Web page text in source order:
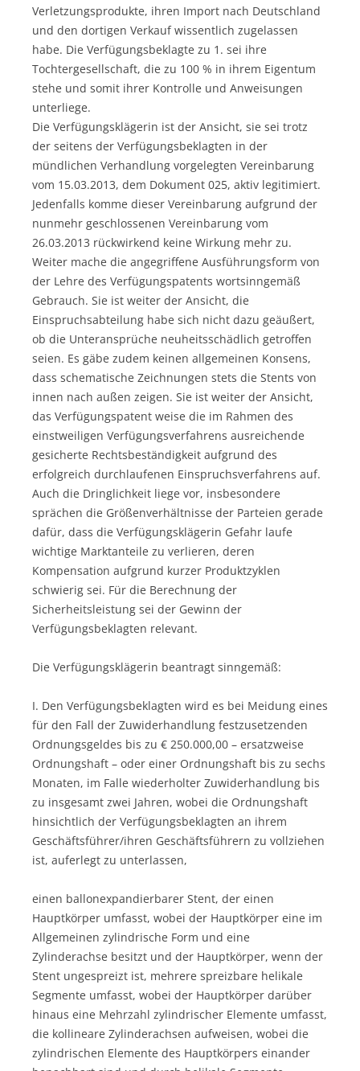
Verletzungsprodukte, ihren Import nach Deutschland
und den dortigen Verkauf wissentlich zugelassen
habe. Die Verfügungsbeklagte zu 1. sei ihre
Tochtergesellschaft, die zu 100 % in ihrem Eigentum
stehe und somit ihrer Kontrolle und Anweisungen
unterliege.
Die Verfügungsklägerin ist der Ansicht, sie sei trotz
der seitens der Verfügungsbeklagten in der
mündlichen Verhandlung vorgelegten Vereinbarung
vom 15.03.2013, dem Dokument 025, aktiv legitimiert.
Jedenfalls komme dieser Vereinbarung aufgrund der
nunmehr geschlossenen Vereinbarung vom
26.03.2013 rückwirkend keine Wirkung mehr zu.
Weiter mache die angegriffene Ausführungsform von
der Lehre des Verfügungspatents wortsinngemäß
Gebrauch. Sie ist weiter der Ansicht, die
Einspruchsabteilung habe sich nicht dazu geäußert,
ob die Unteransprüche neuheitsschädlich getroffen
seien. Es gäbe zudem keinen allgemeinen Konsens,
dass schematische Zeichnungen stets die Stents von
innen nach außen zeigen. Sie ist weiter der Ansicht,
das Verfügungspatent weise die im Rahmen des
einstweiligen Verfügungsverfahrens ausreichende
gesicherte Rechtsbeständigkeit aufgrund des
erfolgreich durchlaufenen Einspruchsverfahrens auf.
Auch die Dringlichkeit liege vor, insbesondere
sprächen die Größenverhältnisse der Parteien gerade
dafür, dass die Verfügungsklägerin Gefahr laufe
wichtige Marktanteile zu verlieren, deren
Kompensation aufgrund kurzer Produktzyklen
schwierig sei. Für die Berechnung der
Sicherheitsleistung sei der Gewinn der
Verfügungsbeklagten relevant.
Die Verfügungsklägerin beantragt sinngemäß:
I. Den Verfügungsbeklagten wird es bei Meidung eines
für den Fall der Zuwiderhandlung festzusetzenden
Ordnungsgeldes bis zu € 250.000,00 – ersatzweise
Ordnungshaft – oder einer Ordnungshaft bis zu sechs
Monaten, im Falle wiederholter Zuwiderhandlung bis
zu insgesamt zwei Jahren, wobei die Ordnungshaft
hinsichtlich der Verfügungsbeklagten an ihrem
Geschäftsführer/ihren Geschäftsführern zu vollziehen
ist, auferlegt zu unterlassen,
einen ballonexpandierbarer Stent, der einen
Hauptkörper umfasst, wobei der Hauptkörper eine im
Allgemeinen zylindrische Form und eine
Zylinderachse besitzt und der Hauptkörper, wenn der
Stent ungespreizt ist, mehrere spreizbare helikale
Segmente umfasst, wobei der Hauptkörper darüber
hinaus eine Mehrzahl zylindrischer Elemente umfasst,
die kollineare Zylinderachsen aufweisen, wobei die
zylindrischen Elemente des Hauptkörpers einander